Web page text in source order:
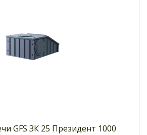
GFS ЗК 25 Президент 1000